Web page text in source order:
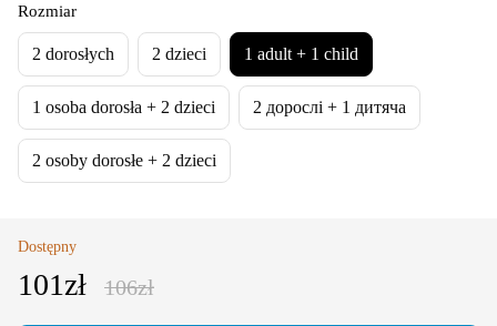
Rozmiar
2 dorosłych 2 dzieci 1 adult + 1 child
1 osoba dorosła + 2 dzieci 2 дорослі + 1 дитяча
2 osoby dorosłe + 2 dzieci
Dostępny
101zł 106zł